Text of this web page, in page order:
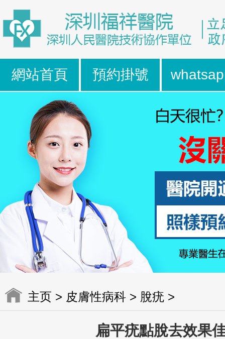
網站首頁 預約掛號
主页 > 皮膚性病科 > 脫疣 >
扁平疣點脫去效果